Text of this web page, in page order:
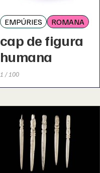
EMPÚRIES ROMANA
cap de figura
humana
1 / 100